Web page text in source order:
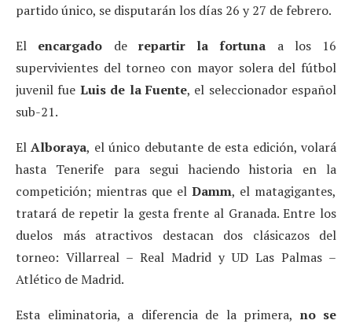
partido único, se disputarán los días 26 y 27 de febrero.
El encargado de repartir la fortuna a los 16
supervivientes del torneo con mayor solera del fútbol
juvenil fue Luis de la Fuente, el seleccionador español
sub-21.
ElAlboraya, el único debutante de esta edición, volará
hasta Tenerife para segui haciendo historia en la
competición; mientras que el Damm, el matagigantes,
tratará de repetir la gesta frente al Granada. Entre los
duelos más atractivos destacan dos clásicazos del
torneo: Villarreal – Real Madrid y UD Las Palmas –
Atlético de Madrid.
Esta eliminatoria, a diferencia de la primera, no se